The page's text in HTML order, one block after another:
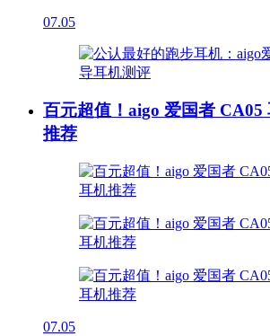
07.05
百元超值！aigo 爱国者 CA05
推荐
07.05